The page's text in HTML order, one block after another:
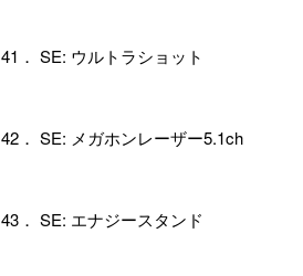
41． SE: ウルトラショット
42． SE: メガホンレーザー5.1ch
43． SE: エナジースタンド